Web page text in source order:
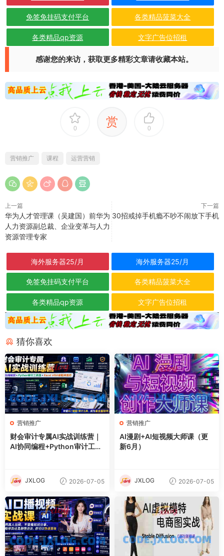
免签免挂码支付平台 各类精品菠菜大全
各类精品qp资源 文字广告位招租
感谢您的来访，获取更多精彩文章请收藏本站。
0 赏 0
营销推广 课程 运营营销
上一篇
华为人才管理课（吴建国）前华为
人力资源副总裁、企业变革与人力
资源管理专家
下一篇
30招戒掉手机瘾不吵不闹放下手机
海外服务器25/月 海外服务器25/月
免签免挂码支付平台 各类精品菠菜大全
各类精品qp资源 文字广告位招租
猜你喜欢
营销推广
财会审计专属AI实战训练营｜
AI协同编程+Python审计工具
JXLOG 2026-07-05
营销推广
AI漫剧+AI短视频大师课（更
新6月）
JXLOG 2026-07-05